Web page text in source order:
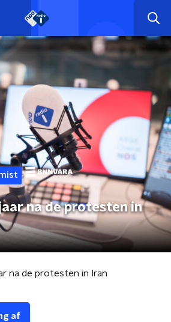
na de protesten in
na de protesten in Iran
af